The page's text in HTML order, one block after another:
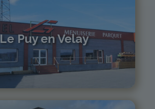
Le Puy en Velay
04 71 01 13 30
lepuy@gabriel-sa.fr